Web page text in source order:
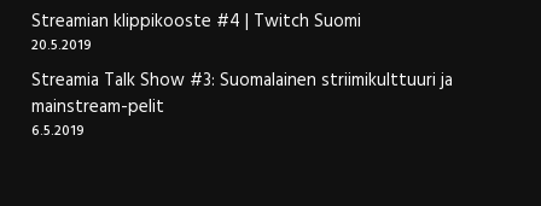
Streamian klippikooste #4 | Twitch Suomi
20.5.2019
Streamia Talk Show #3: Suomalainen striimikulttuuri ja
mainstream-pelit
6.5.2019